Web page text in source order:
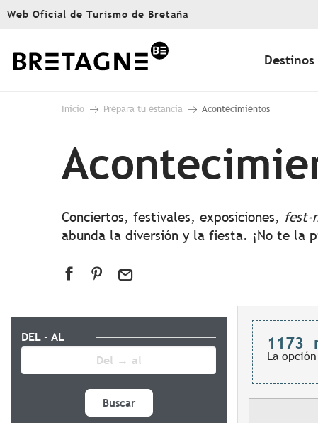
Aller
principal
Web Oficial de Turismo de Bretaña
Destinos
Inicio Prepara tu estancia Acontecimientos
Conciertos, festivales, exposiciones, fest-
abunda la diversión y la fiesta. ¡No te la
DEL - AL
Buscar
1173
La